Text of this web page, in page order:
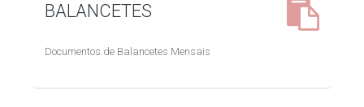
BALANCETES
Documentos de Balancetes Mensais